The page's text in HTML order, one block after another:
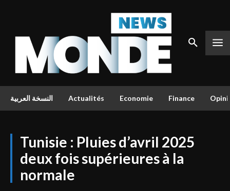
النسخة العربية Actualités Economie Finance
Tunisie : Pluies d’avril 2025
deux fois supérieures à la
normale